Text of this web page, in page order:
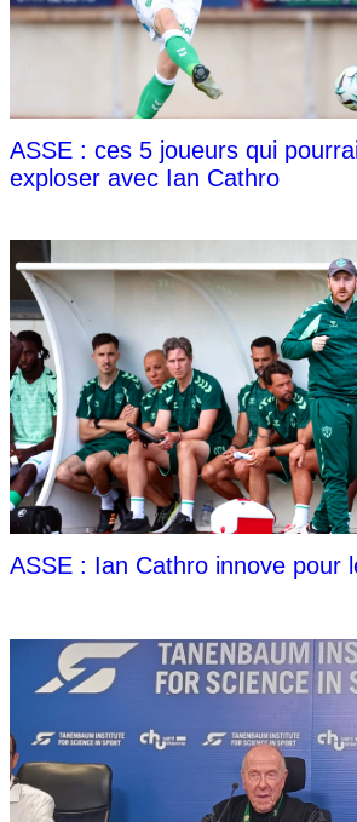
ASSE : ces 5 joueurs qui
exploser avec Ian Cathro
ASSE : Ian Cathro innove pour